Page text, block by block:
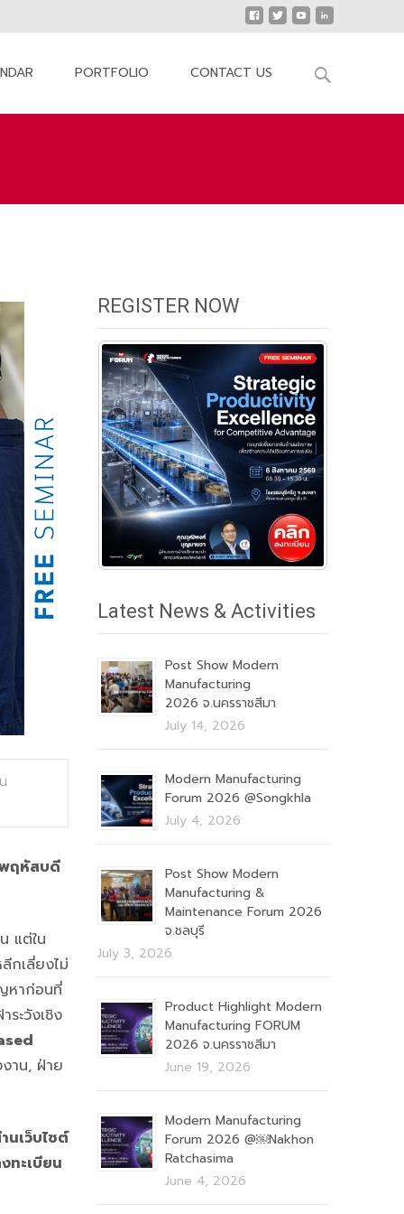
PORTFOLIO CONTACT US
Search
ฤหัสบดี
แต่ใน
กเลี่ยงไม่
หาก่อนที่
ระวังเชิง
งาน, ฝ่าย
นเว็บไซต์
ทะเบียน
REGISTER NOW
Latest News & Activities
Post Show Modern
Manufacturing
2026 จ.นครราชสีมา
July 14, 2026
Modern Manufacturing
Forum 2026 @Songkhla
July 4, 2026
Post Show Modern
Manufacturing &
Maintenance Forum 2026
จ.ชลบุรี
July 3, 2026
Product Highlight Modern
Manufacturing FORUM
2026 จ.นครราชสีมา
June 19, 2026
Modern Manufacturing
Forum 2026 @￼Nakhon
Ratchasima
June 4, 2026